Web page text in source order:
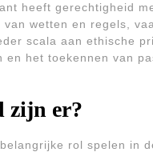
heeft gerechtigheid
wetten en regels,
scala aan ethische
het toekennen van
zijn er?
rol spelen in